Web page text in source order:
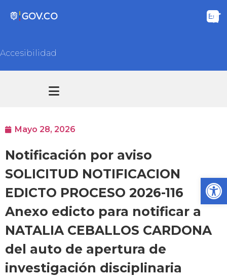
Accesibilidad
Mayo 28, 2026
Notificación por aviso
SOLICITUD NOTIFICACION
EDICTO PROCESO 2026-116
Anexo edicto para notificar a
NATALIA CEBALLOS CARDONA
del auto de apertura de
investigación disciplinaria